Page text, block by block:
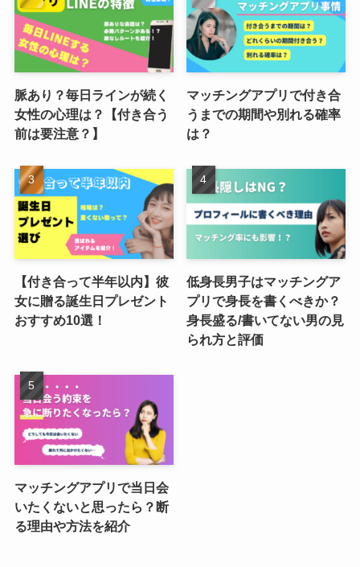
脈あり？毎日ラインが続く
女性の心理は？【付き合う
前は要注意？】
マッチングアプリで付き合
うまでの期間や別れる確率
は？
【付き合って半年以内】彼
女に贈る誕生日プレゼント
おすすめ10選！
低身長男子はマッチングア
プリで身長を書くべきか？
身長盛る/書いてない男の見
られ方と評価
マッチングアプリで当日会
いたくないと思ったら？断
る理由や方法を紹介